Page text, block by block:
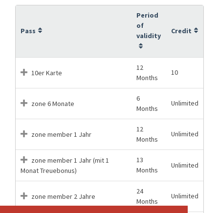
Pass
Period
of
validity
Credit
10er Karte
12
Months
10
zone 6 Monate
6
Months
Unlimited
zone member 1 Jahr
12
Months
Unlimited
zone member 1 Jahr (mit 1
Monat Treuebonus)
13
Months
Unlimited
zone member 2 Jahre
24
Months
Unlimited